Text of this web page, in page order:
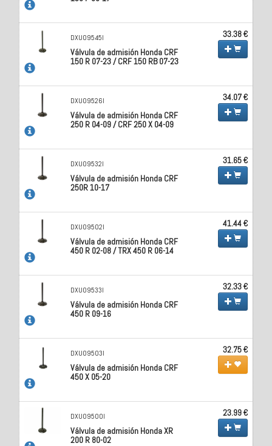
DXU09545I
Válvula de admisión Honda CRF
150 R 07-23 / CRF 150 RB 07-23
33.38 €
DXU09526I
Válvula de admisión Honda CRF
250 R 04-09 / CRF 250 X 04-09
34.07 €
DXU09532I
Válvula de admisión Honda CRF
250R 10-17
31.65 €
DXU09502I
Válvula de admisión Honda CRF
450 R 02-08 / TRX 450 R 06-14
41.44 €
DXU09533I
Válvula de admisión Honda CRF
450 R 09-16
32.33 €
DXU09503I
Válvula de admisión Honda CRF
450 X 05-20
32.75 €
DXU09500I
Válvula de admisión Honda XR
200 R 80-02
23.99 €